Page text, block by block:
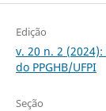
Edição
v. 20 n. 2
do PPGHB/UFPI
Seção